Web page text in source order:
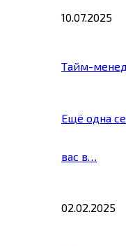
10.07.2025
Тайм-
Ещё одна
вас в…
02.02.2025